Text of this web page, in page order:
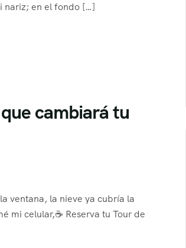
nariz; en el fondo […]
cambiará tu
ventana, la nieve ya cubría la
mi celular,☕ Reserva tu Tour de